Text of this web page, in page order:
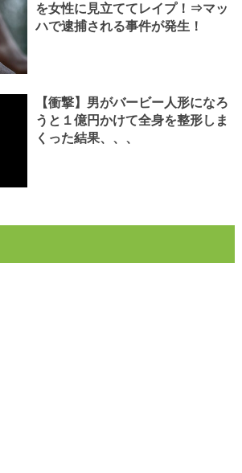
を女性に見立ててレイプ！⇒マッ
ハで逮捕される事件が発生！
【衝撃】男がバービー人形になろ
うと１億円かけて全身を整形しま
くった結果、、、